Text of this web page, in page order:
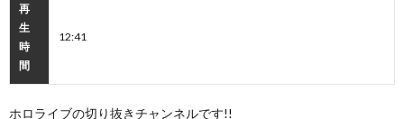
再
生
時
間
12:41
ホロライブの切り抜きチャンネルです!!